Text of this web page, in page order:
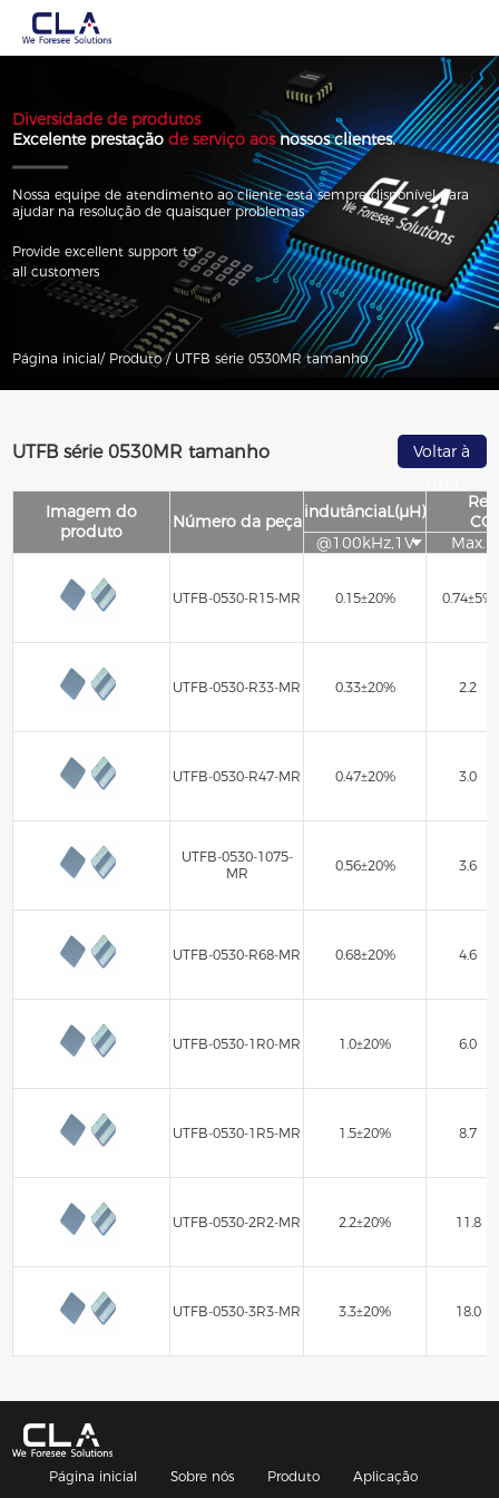
Diversidade de produtos
Excelente prestaçãode serviço aosnossos clientes.
Nossa equipe de atendimento ao cliente está sempre disponível para
ajudar na resolução de quaisquer problemas
Provide excellent support to
all customers
Página inicial/ Produto / UTFB série 0530MR tamanho
UTFB série 0530MR tamanho
Voltar à
Imagem do
produto
Número da peçaindutânciaL(μH)
@100kHz,1V
Max.
UTFB-0530-R15-MR 0.15±20% 0.74±5%
UTFB-0530-R33-MR 0.33±20% 2.2
UTFB-0530-R47-MR 0.47±20% 3.0
UTFB-0530-1075-
MR
0.56±20% 3.6
UTFB-0530-R68-MR 0.68±20% 4.6
UTFB-0530-1R0-MR 1.0±20% 6.0
UTFB-0530-1R5-MR 1.5±20% 8.7
UTFB-0530-2R2-MR 2.2±20% 11.8
UTFB-0530-3R3-MR 3.3±20% 18.0
Página inicial Sobre nós Produto
Aplicação